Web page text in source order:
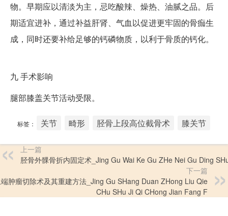
物。早期应以清淡为主，忌吃酸辣、燥热、油腻之品。后
期适宜进补，通过补益肝肾、气血以促进更牢固的骨痂生
成，同时还要补给足够的钙磷物质，以利于骨质的钙化。
九手术影响
腿部膝盖关节活动受限。
标签： 关节 畸形 胫骨上段高位截骨术 膝关节
上一篇
胫骨外髁骨折内固定术_Jing Gu Wai Ke Gu ZHe Nei Gu Ding
下一篇
肿瘤切除术及其重建方法_Jing Gu SHang Duan ZHong Liu Qie
CHu SHu Ji Qi CHong Jian Fang F